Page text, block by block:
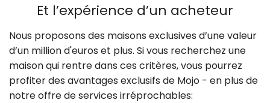
Et l’expérience d’un acheteur
Nous proposons des maisons exclusives d’une valeur
d’un million d'euros et plus. Si vous recherchez une
maison qui rentre dans ces critères, vous pourrez
profiter des avantages exclusifs de Mojo - en plus de
notre offre de services irréprochables: